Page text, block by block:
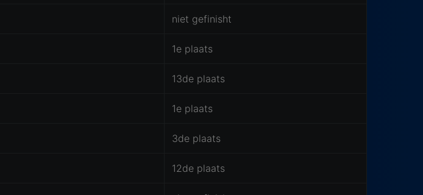
niet gefinisht
1e plaats
13de plaats
1e plaats
3de plaats
12de plaats